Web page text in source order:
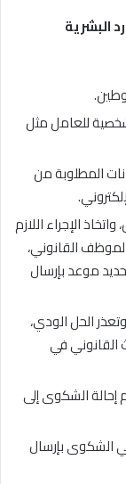
البشرية
للعامل مثل
المطلوبة من
الإجراء اللازم
القانوني،
موعد بإرسال
أقل من 50,000 درهم وتعذر الحل الودي،
القانوني في
أكثر من 50,000 درهم يتم إحالة الشكوى إلى
الشكوى بإرسال